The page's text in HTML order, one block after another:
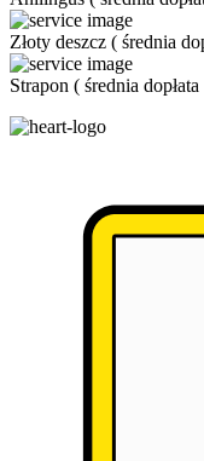
Złoty deszcz ( średnia
Strapon ( średnia